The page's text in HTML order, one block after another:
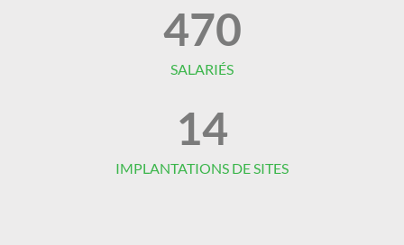
SALARIÉS
470
IMPLANTATIONS DE SITES
14